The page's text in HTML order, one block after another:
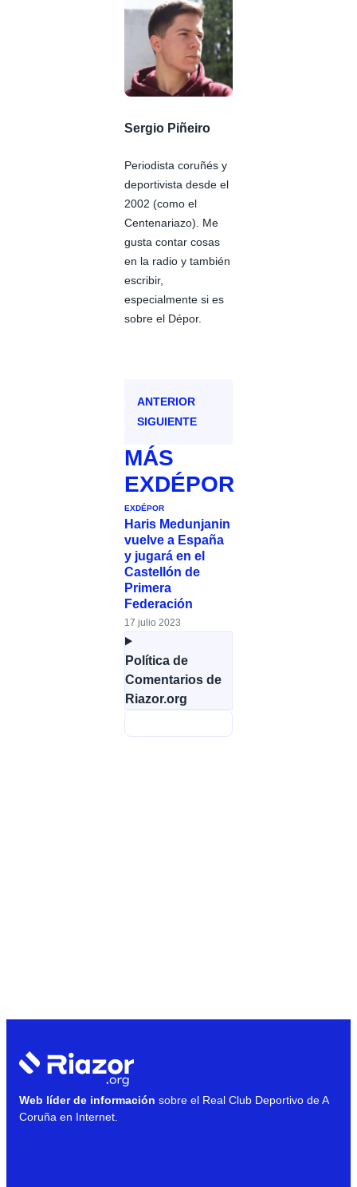
Sergio Piñeiro
Periodista coruñés y
deportivista desde el
2002 (como el
Centenariazo). Me
gusta contar cosas
en la radio y también
escribir,
especialmente si es
sobre el Dépor.
ANTERIOR
SIGUIENTE
MÁS
EXDÉPOR
EXDÉPOR
Haris Medunjanin
vuelve a España
y jugará en el
Castellón de
Primera
Federación
17 julio 2023
Política de
Comentarios de
Riazor.org
Web líder de información sobre el Real Club Deportivo de A
Coruña en Internet.